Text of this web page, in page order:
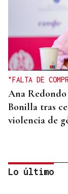
"FALTA DE
Ana
Bonilla tras
violencia de
Lo último